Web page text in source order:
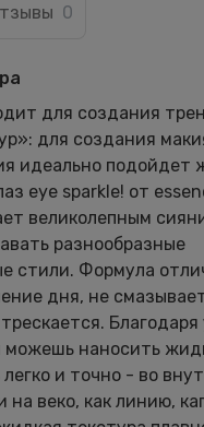
0
для создания
для создания
идеально подойдет
eye sparkle! от
великолепным
разнообразные
стили. Формула
дня, не
можешь наносить
и точно - во
на веко, как линию,